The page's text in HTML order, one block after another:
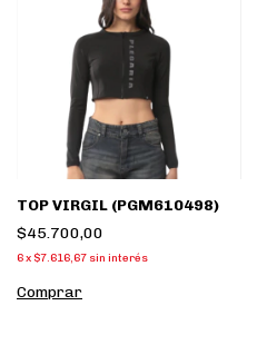
TOP VIRGIL (PGM610498)
$45.700,00
6x $7.616,67 sin interés
Comprar